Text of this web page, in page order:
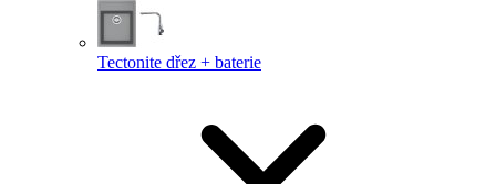
Tectonite dřez + baterie